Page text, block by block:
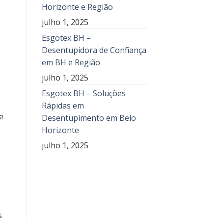
Horizonte e Região
julho 1, 2025
Esgotex BH –
Desentupidora de Confiança
em BH e Região
julho 1, 2025
Esgotex BH – Soluções
Rápidas em
Desentupimento em Belo
Horizonte
julho 1, 2025